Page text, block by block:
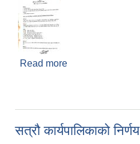
Read more
सत्रौ कार्यपालिकाको निर्णय